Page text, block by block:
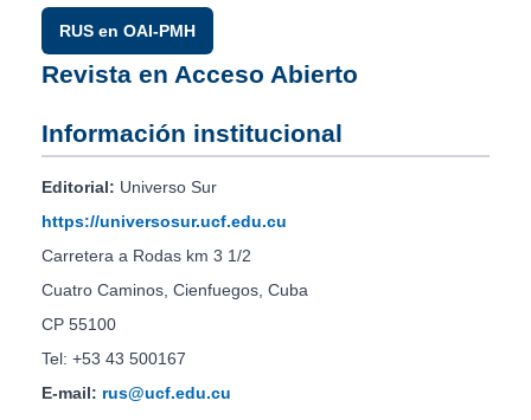
RUS en OAI-PMH
Revista en Acceso Abierto
Información institucional
Editorial: Universo Sur
https://universosur.ucf.edu.cu
Carretera a Rodas km 3 1/2
Cuatro Caminos, Cienfuegos, Cuba
CP 55100
Tel: +53 43 500167
E-mail: rus@ucf.edu.cu